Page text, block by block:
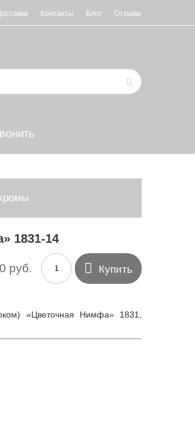
Контакты Блог Отзывы
1831-14
руб.  Купить
«Цветочная Нимфа» 1831,